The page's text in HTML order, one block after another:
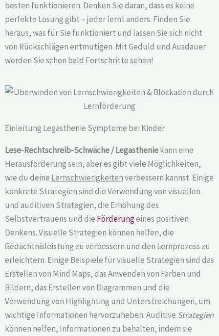
besten funktionieren. Denken Sie daran, dass es keine
perfekte Lösung gibt – jeder lernt anders. Finden Sie
heraus, was für Sie funktioniert und lassen Sie sich nicht
von Rückschlägen entmutigen. Mit Geduld und Ausdauer
werden Sie schon bald Fortschritte sehen!
Einleitung Legasthenie Symptome bei Kinder
Lese-Rechtschreib-Schwäche / Legastheniekann eine
Herausforderung sein, aber es gibt viele Möglichkeiten,
wie du deine Lernschwierigkeitenverbessern kannst. Einige
konkrete Strategien sind die Verwendung von visuellen
und auditiven Strategien, die Erhöhung des
Selbstvertrauens und die Förderungeines positiven
Denkens. Visuelle Strategien können helfen, die
Gedächtnisleistung zu verbessern und den Lernprozess zu
erleichtern. Einige Beispiele für visuelle Strategien sind das
Erstellen von Mind Maps, das Anwenden von Farben und
Bildern, das Erstellen von Diagrammen und die
Verwendung von Highlighting und Unterstreichungen, um
wichtige Informationen hervorzuheben. Auditive Strategien
können helfen, Informationen zu behalten, indem sie